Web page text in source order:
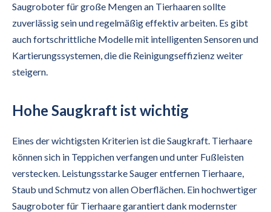
Saugroboter für große Mengen an Tierhaaren sollte
zuverlässig sein und regelmäßig effektiv arbeiten. Es gibt
auch fortschrittliche Modelle mit intelligenten Sensoren und
Kartierungssystemen, die die Reinigungseffizienz weiter
steigern.
Hohe Saugkraft ist wichtig
Eines der wichtigsten Kriterien ist die Saugkraft. Tierhaare
können sich in Teppichen verfangen und unter Fußleisten
verstecken. Leistungsstarke Sauger entfernen Tierhaare,
Staub und Schmutz von allen Oberflächen. Ein hochwertiger
Saugroboter für Tierhaare garantiert dank modernster